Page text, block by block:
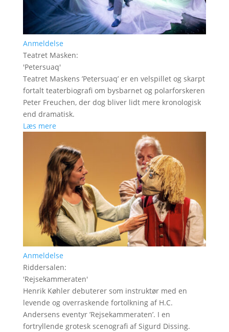
Anmeldelse
Teatret Masken:
'Petersuaq'
Teatret Maskens ’Petersuaq’ er en velspillet og skarpt
fortalt teaterbiografi om bysbarnet og polarforskeren
Peter Freuchen, der dog bliver lidt mere kronologisk
end dramatisk.
Læs mere
Anmeldelse
Riddersalen:
'Rejsekammeraten'
Henrik Køhler debuterer som instruktør med en
levende og overraskende fortolkning af H.C.
Andersens eventyr ’Rejsekammeraten’. I en
fortryllende grotesk scenografi af Sigurd Dissing.